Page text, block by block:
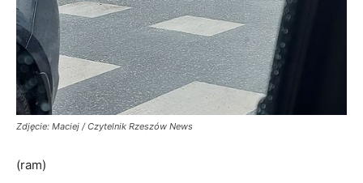
Zdjęcie: Maciej / Czytelnik Rzeszów News
(ram)